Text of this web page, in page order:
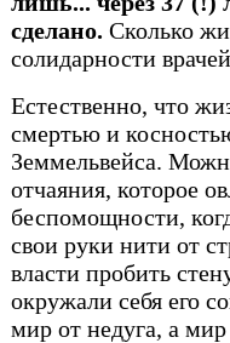
сделано. Сколько
солидарности
Естественно, что
смертью и
Земмельвейса.
отчаяния, которое
беспомощности,
свои руки нити от
власти пробить
окружали себя его
мир от недуга, а мир